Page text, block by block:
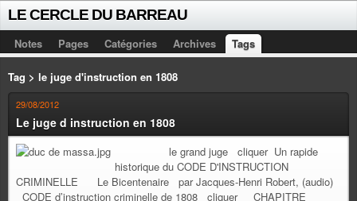
LE CERCLE DU BARREAU
Notes Pages Catégories Archives Tags
Tag > le juge d'instruction en 1808
29/08/2012
Le juge d instruction en 1808
le grand juge cliquer Un rapide
historique du CODE D'INSTRUCTION
CRIMINELLE Le Bicentenaire par Jacques-Henri Robert, (audio)
CODE d’instruction criminelle de 1808 cliquer CHAPITRE